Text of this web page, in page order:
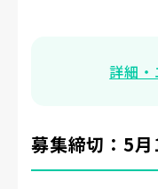
詳細・
募集締切：5月